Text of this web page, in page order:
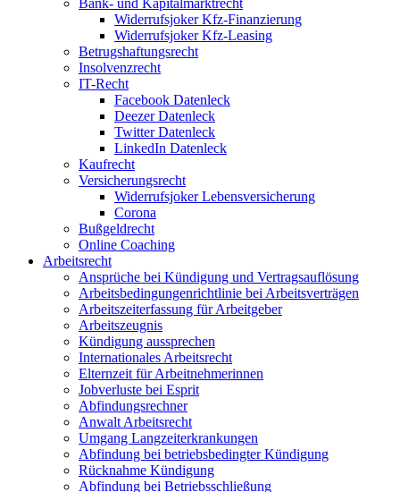
Bank- und Kapitalmarktrecht
Widerrufsjoker Kfz-Finanzierung
Widerrufsjoker Kfz-Leasing
Betrugshaftungsrecht
Insolvenzrecht
IT-Recht
Facebook Datenleck
Deezer Datenleck
Twitter Datenleck
LinkedIn Datenleck
Kaufrecht
Versicherungsrecht
Widerrufsjoker Lebensversicherung
Corona
Bußgeldrecht
Online Coaching
Arbeitsrecht
Ansprüche bei Kündigung und Vertragsauflösung
Arbeitsbedingungenrichtlinie bei Arbeitsverträgen
Arbeitszeiterfassung für Arbeitgeber
Arbeitszeugnis
Kündigung aussprechen
Internationales Arbeitsrecht
Elternzeit für Arbeitnehmerinnen
Jobverluste bei Esprit
Abfindungsrechner
Anwalt Arbeitsrecht
Umgang Langzeiterkrankungen
Abfindung bei betriebsbedingter Kündigung
Rücknahme Kündigung
Abfindung bei Betriebsschließung